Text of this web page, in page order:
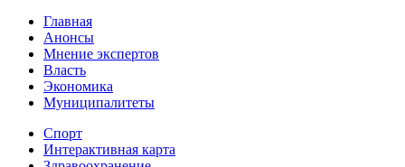
Главная
Анонсы
Мнение экспертов
Власть
Экономика
Муниципалитеты
Спорт
Интерактивная карта